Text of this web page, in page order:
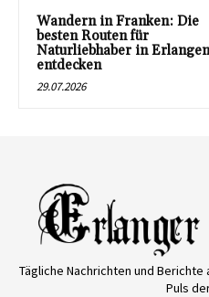
Wandern in Franken: Die
besten Routen für
Naturliebhaber in Erlangen
entdecken
29.07.2026
Tägliche Nachrichten und Berichte
Puls